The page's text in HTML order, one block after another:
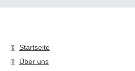
Startseite
Über uns